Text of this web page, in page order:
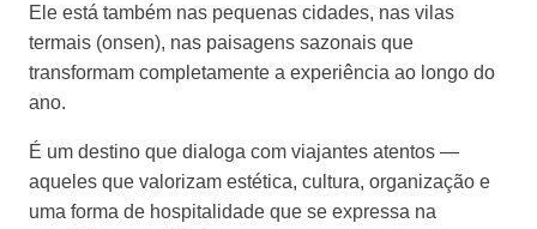
Ele está também nas pequenas cidades, nas vilas
termais (onsen), nas paisagens sazonais que
transformam completamente a experiência ao longo do
ano.
É um destino que dialoga com viajantes atentos —
aqueles que valorizam estética, cultura, organização e
uma forma de hospitalidade que se expressa na